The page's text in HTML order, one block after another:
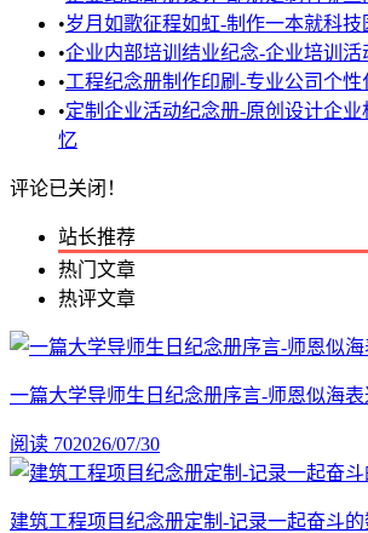
•岁月如歌征程如虹-制作一本就科
•企业内部培训结业纪念-企业培训活
•工程纪念册制作印刷-专业公司个
•定制企业活动纪念册-原创设计企
忆
评论已关闭！
站长推荐
热门文章
热评文章
一篇大学导师生日纪念册序言-师恩似海
阅读 702026/07/30
建筑工程项目纪念册定制-记录一起奋斗